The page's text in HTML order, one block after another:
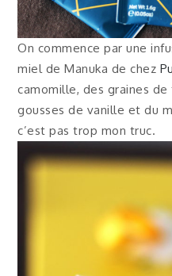
On commence par une
miel de Manuka de chez
camomille, des graines
gousses de vanille et du
c’est pas trop mon truc.